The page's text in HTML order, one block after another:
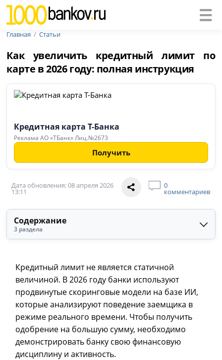
Главная Статьи
Как увеличить кредитный лимит по
карте в 2026 году: полная инструкция
Кредитная карта Т-Банка
Реклама АО «ТБанк» Лиц.№2673
Получить
Дата обновления: 08 апреля 2026
13:11
0
комментариев
Содержание
3 раздела
Кредитный лимит не является статичной
величиной. В 2026 году банки используют
продвинутые скоринговые модели на базе ИИ,
которые анализируют поведение заемщика в
режиме реального времени. Чтобы получить
одобрение на большую сумму, необходимо
демонстрировать банку свою финансовую
дисциплину и активность.